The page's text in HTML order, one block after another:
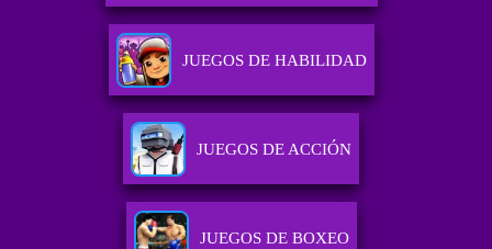
JUEGOS DE HABILIDAD
JUEGOS DE ACCIÓN
JUEGOS DE BOXEO